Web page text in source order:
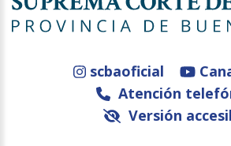
scbaoficial
Atención
Versión